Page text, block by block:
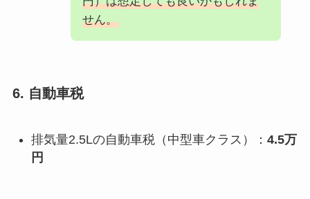
せん。
6. 自動車税
排気量2.5Lの自動車税（中型車クラス）： 4.5万
円